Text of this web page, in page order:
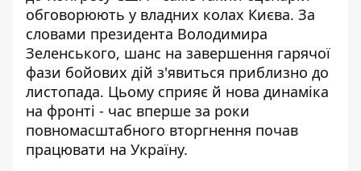
обговорюють у владних колах Києва. За
словами президента Володимира
Зеленського, шанс на завершення гарячої
фази бойових дій з'явиться приблизно до
листопада. Цьому сприяє й нова динаміка
на фронті - час вперше за роки
повномасштабного вторгнення почав
працювати на Україну.